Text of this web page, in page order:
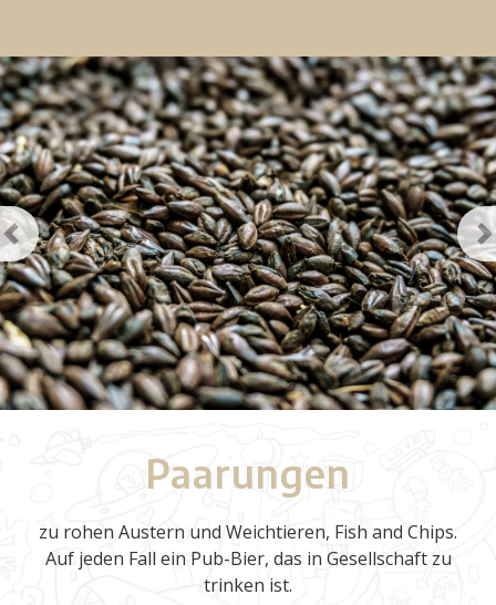
Previous
Paarungen
zu rohen Austern und Weichtieren, Fish and Chips.
Auf jeden Fall ein Pub-Bier, das in Gesellschaft zu
trinken ist.